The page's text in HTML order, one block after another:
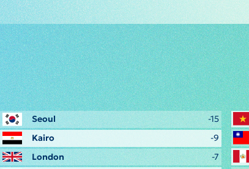
Seoul
-15
Kairo
-9
London
-7